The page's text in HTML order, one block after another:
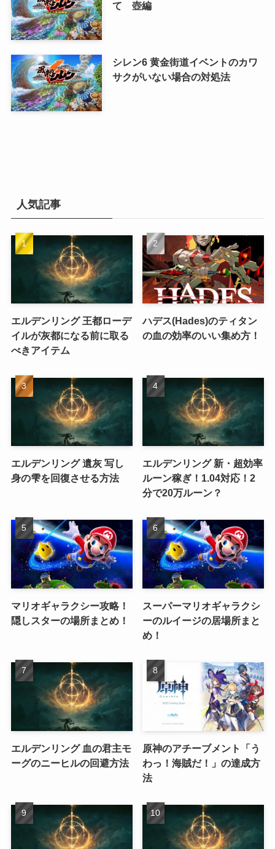
て 壺編
シレン6 黄金街道イベントのカワ
サクがいない場合の対処法
人気記事
エルデンリング 王都ローデ
イルが灰都になる前に取る
べきアイテム
ハデス(Hades)のティタン
の血の効率のいい集め方！
エルデンリング 遺灰 写し
身の雫を回復させる方法
エルデンリング 新・超効率
ルーン稼ぎ！1.04対応！2
分で20万ルーン？
マリオギャラクシー攻略！
隠しスターの場所まとめ！
スーパーマリオギャラクシ
ーのルイージの居場所まと
め！
エルデンリング 血の君主モ
ーグのニーヒルの回避方法
原神のアチーブメント「う
わっ！海賊だ！」の達成方
法